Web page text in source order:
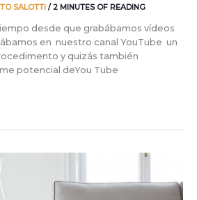
SALOTTI /2 MINUTES OF READING
desde que grabábamos vídeos
en nuestro canal YouTube un
y quizás también
potencial deYou Tube